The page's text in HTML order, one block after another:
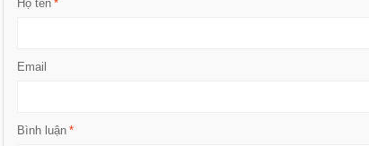
*
Họ tên
Email
*
Bình luận